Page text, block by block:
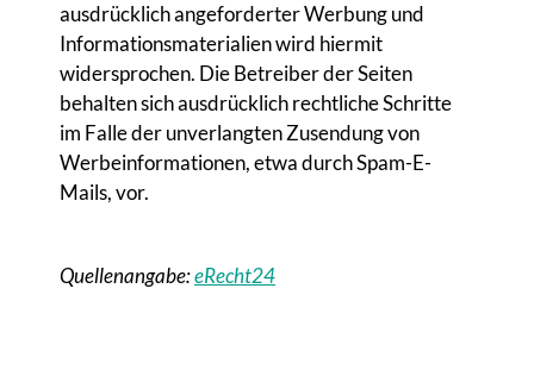
ausdrücklich angeforderter Werbung und
Informationsmaterialien wird hiermit
widersprochen. Die Betreiber der Seiten
behalten sich ausdrücklich rechtliche Schritte
im Falle der unverlangten Zusendung von
Werbeinformationen, etwa durch Spam-E-
Mails, vor.
Quellenangabe:eRecht24